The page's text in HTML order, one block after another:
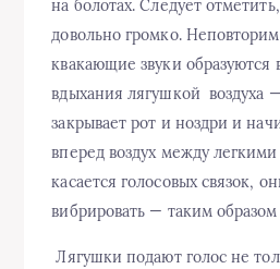
на болотах. Следует
довольно громко.
квакающие звуки образуются
вдыхания лягушкой воздуха
закрывает рот и ноздри и
вперед воздух между
касается голосовых связок,
вибрировать — таким образом
Лягушки подают голос не